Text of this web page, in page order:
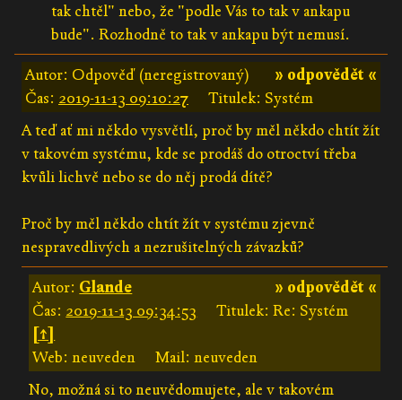
tak chtěl" nebo, že "podle Vás to tak v ankapu
bude". Rozhodně to tak v ankapu být nemusí.
» odpovědět «
Autor: Odpověď (neregistrovaný)
Čas: 2019-11-13 09:10:27
Titulek: Systém
A teď ať mi někdo vysvětlí, proč by měl někdo chtít žít
v takovém systému, kde se prodáš do otroctví třeba
kvůli lichvě nebo se do něj prodá dítě?
Proč by měl někdo chtít žít v systému zjevně
nespravedlivých a nezrušitelných závazků?
» odpovědět «
Autor: Glande
Čas: 2019-11-13 09:34:53
Titulek: Re: Systém
[↑]
Web: neuveden
Mail: neuveden
No, možná si to neuvědomujete, ale v takovém